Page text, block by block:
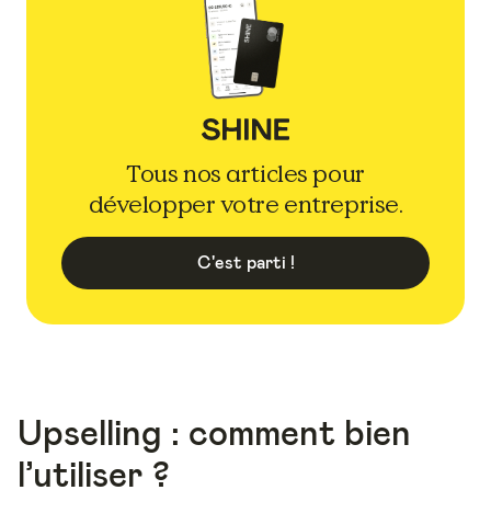
Tous nos articles pour
développer votre entreprise.
C'est parti !
Upselling : comment bien
l’utiliser ?